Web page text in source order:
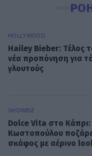
HOLLYWOOD
Hailey Bieber: Τέλος
νέα προπόνηση για
γλουτούς
SHOWBIZ
Dolce Vita στο Κάπρι:
Κωστοπούλου
σκάφος με αέρινο